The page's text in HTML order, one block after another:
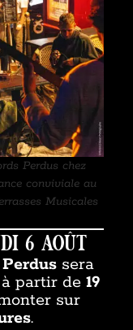
Perdus chez
conviviale au
Musicales
6 août
sera
à partir de19
sur
.